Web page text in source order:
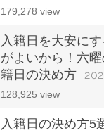
179,278 view
入籍日を大安に
がよいから！六
籍日の決め方
128,925 view
入籍日の決め方5